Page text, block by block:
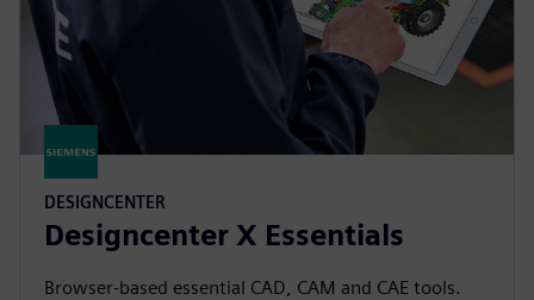
DESIGNCENTER
Designcenter X Essentials
Browser-based essential CAD, CAM and CAE tools.